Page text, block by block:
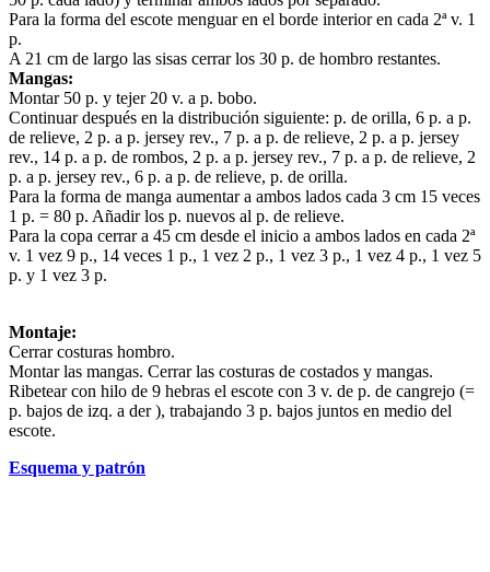
Para la forma del escote menguar en el borde interior en cada 2ª v. 1
p.
A 21 cm de largo las sisas cerrar los 30 p. de hombro restantes.
Mangas:
Montar 50 p. y tejer 20 v. a p. bobo.
Continuar después en la distribución siguiente: p. de orilla, 6 p. a p.
de relieve, 2 p. a p. jersey rev., 7 p. a p. de relieve, 2 p. a p. jersey
rev., 14 p. a p. de rombos, 2 p. a p. jersey rev., 7 p. a p. de relieve, 2
p. a p. jersey rev., 6 p. a p. de relieve, p. de orilla.
Para la forma de manga aumentar a ambos lados cada 3 cm 15 veces
1 p. = 80 p. Añadir los p. nuevos al p. de relieve.
Para la copa cerrar a 45 cm desde el inicio a ambos lados en cada 2ª
v. 1 vez 9 p., 14 veces 1 p., 1 vez 2 p., 1 vez 3 p., 1 vez 4 p., 1 vez 5
p. y 1 vez 3 p.
Montaje:
Cerrar costuras hombro.
Montar las mangas. Cerrar las costuras de costados y mangas.
Ribetear con hilo de 9 hebras el escote con 3 v. de p. de cangrejo (=
p. bajos de izq. a der ), trabajando 3 p. bajos juntos en medio del
escote.
Esquema y patrón